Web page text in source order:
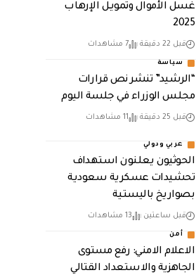
غسل الأموال وتمويـل الإرهـاب
2025
قبل 22 دقيقة 7 مشاهدات
سياسة
“الرشيد” تنشر نص قرارات
مجلس الوزراء في جلسة اليوم
قبل 25 دقيقة 11 مشاهدات
عربي ودولي
الحوثيون يعلنون استهداف
تحشيدات عسكرية سعودية
بصواريخ باليستية
قبل ساعتين 13 مشاهدات
أمن
الاعلام الامني: رفع مستوى
الجاهزية والاستعداد القتالي